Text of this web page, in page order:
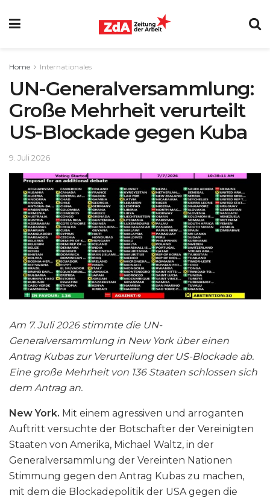
Home Internationales
UN-Generalversammlung:
Große Mehrheit verurteilt
US-Blockade gegen Kuba
9. Juli 2026
Am 7. Juli 2026 stimmte die UN-
Generalversammlung in New York über einen
Antrag Kubas zur Verurteilung der US-Blockade ab.
Eine große Mehrheit von 136 Staaten schlossen sich
dem Antrag an.
New York. Mit einem agressiven und arroganten
Auftritt versuchte der Botschafter der Vereinigten
Staaten von Amerika, Michael Waltz, in der
Generalversammlung der Vereinten Nationen
Stimmung gegen den Antrag Kubas zu machen,
mit dem die Blockadepolitik der USA gegen die